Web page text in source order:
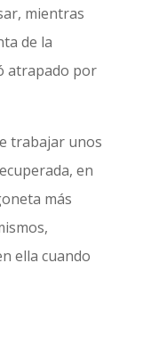
mientras
de la
atrapado por
trabajar unos
en
más
ella cuando